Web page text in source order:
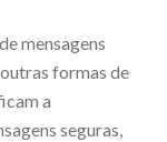
mensagens
formas de
a
seguras,